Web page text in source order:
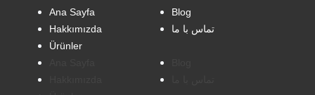
Ana Sayfa
Blog
Hakkımızda
تماس با ما
Ürünler